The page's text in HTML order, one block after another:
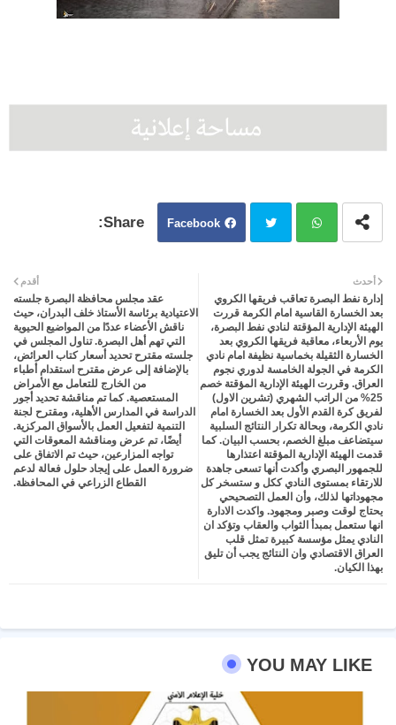
Facebook
ter atsa
pp
أحدث
إدارة نفط البصرة تعاقب فريقها الكروي
بعد الخسارة القاسية امام الكرمة قررت
الهيئة الإدارية المؤقتة لنادي نفط البصرة،
يوم الأربعاء، معاقبة فريقها الكروي بعد
الخسارة الثقيلة بخماسية نظيفة امام نادي
الكرمة في الجولة الخامسة لدوري نجوم
العراق. وقررت الهيئة الإدارية المؤقتة خصم
25% من الراتب الشهري (تشرين الاول)
لفريق كرة القدم الأول بعد الخسارة امام
نادي الكرمة، وبحالة تكرار النتائج السلبية
سيتضاعف مبلغ الخصم، بحسب البيان. كما
قدمت الهيئة الإدارية المؤقتة اعتذارها
للجمهور البصري وأكدت أنها تسعى جاهدة
للارتقاء بمستوى النادي ككل و ستسخر كل
مجهوداتها لذلك، وأن العمل التصحيحي
يحتاج لوقت وصبر ومجهود. واكدت الادارة
انها ستعمل بمبدأ الثواب والعقاب وتؤكد ان
النادي يمثل مؤسسة كبيرة تمثل قلب
العراق الاقتصادي وان النتائج يجب أن تليق
بهذا الكيان.
أقدم
عقد مجلس محافظة البصرة جلسته
الاعتيادية برئاسة الأستاذ خلف البدران، حيث
ناقش الأعضاء عددًا من المواضيع الحيوية
التي تهم أهل البصرة. تناول المجلس في
جلسته مقترح تحديد أسعار كتاب العرائض،
بالإضافة إلى عرض مقترح استقدام أطباء
من الخارج للتعامل مع الأمراض
المستعصية. كما تم مناقشة تحديد أجور
الدراسة في المدارس الأهلية، ومقترح لجنة
التنمية لتفعيل العمل بالأسواق المركزية.
أيضًا، تم عرض ومناقشة المعوقات التي
تواجه المزارعين، حيث تم الاتفاق على
ضرورة العمل على إيجاد حلول فعالة لدعم
القطاع الزراعي في المحافظة.
YOU MAY LIKE